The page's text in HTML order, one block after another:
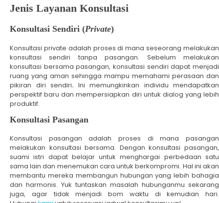
Jenis Layanan Konsultasi
Konsultasi Sendiri (Private)
Konsultasi private adalah proses di mana seseorang melakukan
konsultasi sendiri tanpa pasangan. Sebelum melakukan
konsultasi bersama pasangan, konsultasi sendiri dapat menjadi
ruang yang aman sehingga mampu memahami perasaan dan
pikiran diri sendiri. Ini memungkinkan individu mendapatkan
perspektif baru dan mempersiapkan diri untuk dialog yang lebih
produktif.
Konsultasi Pasangan
Konsultasi pasangan adalah proses di mana pasangan
melakukan konsultasi bersama. Dengan konsultasi pasangan,
suami istri dapat belajar untuk menghargai perbedaan satu
sama lain dan menemukan cara untuk berkompromi. Hal ini akan
membantu mereka membangun hubungan yang lebih bahagia
dan harmonis. Yuk tuntaskan masalah hubunganmu sekarang
juga, agar tidak menjadi bom waktu di kemudian hari.